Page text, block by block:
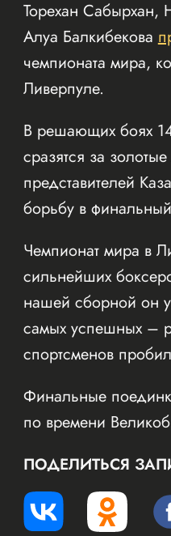
Торехан Сабырхан,
Алуа Балкибекова
чемпионата мира,
Ливерпуле.
В решающих боях
сразятся за
представителей
борьбу в
Чемпионат мира в
сильнейших
нашей сборной он
самых успешных –
спортсменов
Финальные
по времени
ПОДЕЛИТЬСЯ